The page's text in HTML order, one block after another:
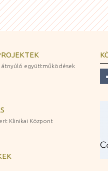
átnyúló együttműködések
Klinikai Központ